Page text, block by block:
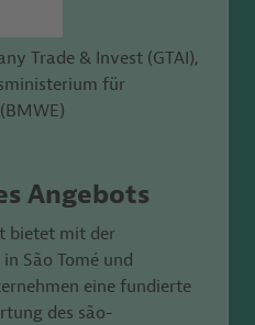
Trade & Invest (GTAI),
für
Angebots
bietet mit der
São Tomé und
eine fundierte
des são-